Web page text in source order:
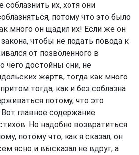
соблазнить их, хотя они
потому что это было
много он щадил их! Если же он
чтобы не подать повода к
от позволенного в
чего достойны они, не
жертв, тогда как много
тогда, как и без соблазна
потому, что это
главное содержание
Но надобно возвратиться
потому что, как я сказал, он
ясно и высказал не вдруг, а